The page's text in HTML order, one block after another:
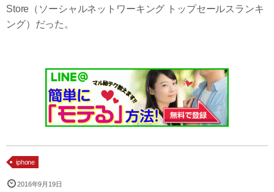
Store（ソーシャルネットワーキング トップセールスランキ
ング）だった。
iphone
2016年9月19日